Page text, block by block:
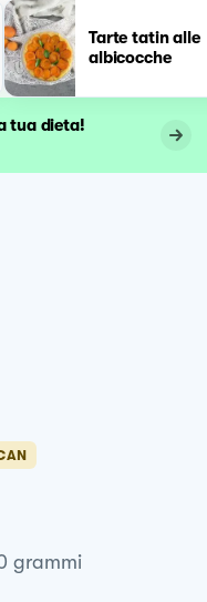
Tarte tatin alle
albicocche
tua dieta!
grammi